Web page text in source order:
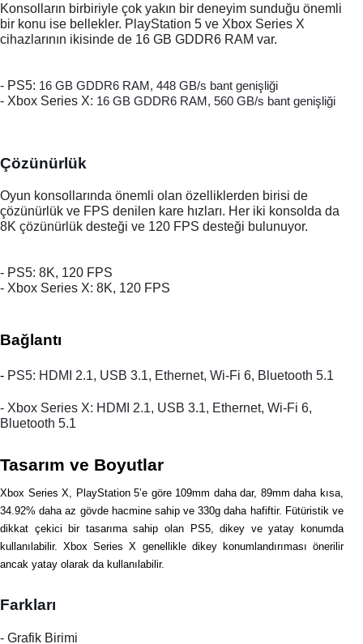
Konsolların birbiriyle çok yakın bir deneyim sunduğu önemli
bir konu ise bellekler. PlayStation 5 ve Xbox Series X
cihazlarının ikisinde de 16 GB GDDR6 RAM var.
- PS5: 16 GB GDDR6 RAM, 448 GB/s bant genişliği
- Xbox Series X: 16 GB GDDR6 RAM, 560 GB/s bant genişliği
Çözünürlük
Oyun konsollarında önemli olan özelliklerden birisi de
çözünürlük ve FPS denilen kare hızları. Her iki konsolda da
8K çözünürlük desteği ve 120 FPS desteği bulunuyor.
- PS5: 8K, 120 FPS
- Xbox Series X: 8K, 120 FPS
Bağlantı
- PS5: HDMI 2.1, USB 3.1, Ethernet, Wi-Fi 6, Bluetooth 5.1
- Xbox Series X: HDMI 2.1, USB 3.1, Ethernet, Wi-Fi 6,
Bluetooth 5.1
Tasarım ve Boyutlar
Xbox Series X, PlayStation 5’e göre 109mm daha dar, 89mm daha kısa,
34.92% daha az gövde hacmine sahip ve 330g daha hafiftir. Fütüristik ve
dikkat çekici bir tasarıma sahip olan PS5, dikey ve yatay konumda
kullanılabilir. Xbox Series X genellikle dikey konumlandırıması önerilir
ancak yatay olarak da kullanılabilir.
Farkları
- Grafik Birimi